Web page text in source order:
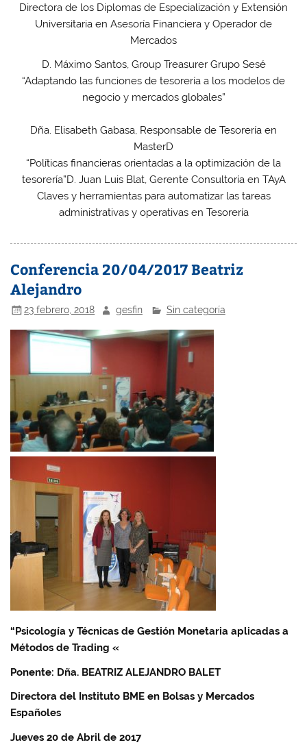
Directora de los Diplomas de Especialización y Extensión
Universitaria en Asesoría Financiera y Operador de
Mercados
D. Máximo Santos, Group Treasurer Grupo Sesé
“Adaptando las funciones de tesorería a los modelos de
negocio y mercados globales”
Dña. Elisabeth Gabasa, Responsable de Tesorería en
MasterD
“Políticas financieras orientadas a la optimización de la
tesorería”D. Juan Luis Blat, Gerente Consultoría en TAyA
Claves y herramientas para automatizar las tareas
administrativas y operativas en Tesorería
Conferencia 20/04/2017 Beatriz
Alejandro
23 febrero, 2018 gesfin Sin categoría
“ Psicología y Técnicas de Gestión Monetaria aplicadas a
Métodos de Trading «
Ponente: Dña. BEATRIZ ALEJANDRO BALET
Directora del Instituto BME en Bolsas y Mercados
Españoles
Jueves 20 de Abril de 2017